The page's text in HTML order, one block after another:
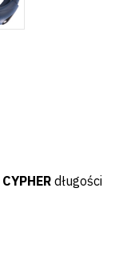
CYPHER długości